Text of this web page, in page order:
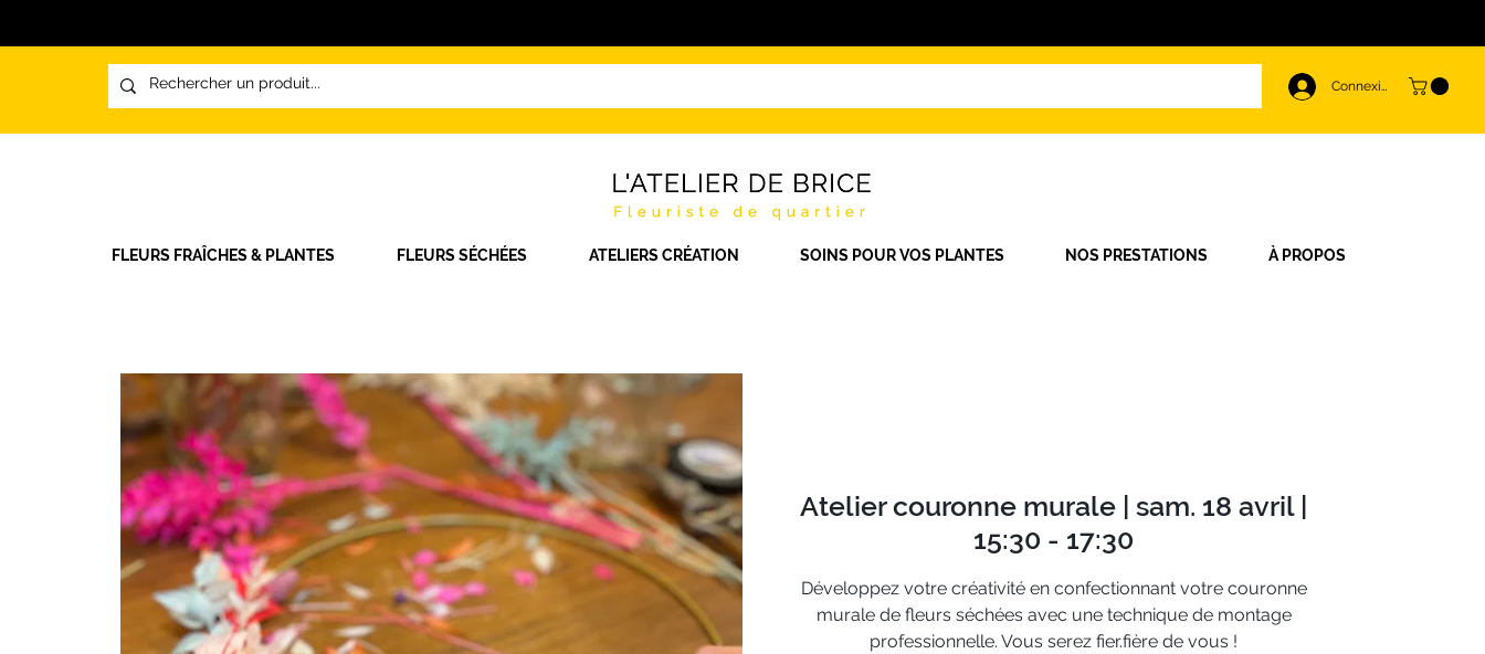
Connexion
FLEURS FRAÎCHES & PLANTES FLEURS SÉCHÉES ATELIERS CRÉATION SOINS POUR VOS PLANTES NOS PRESTATIONS À PROPOS
Atelier couronne murale | sam. 18 avril |
15:30 - 17:30
Développez votre créativité en confectionnant votre couronne
murale de fleurs séchées avec une technique de montage
professionnelle. Vous serez fier.fière de vous !